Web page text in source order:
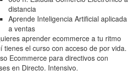
distancia
Aprende Inteligencia Artificial aplicada
a ventas
aprender ecommerce a tu ritmo
tienes el curso con acceso de por vida.
Ecommerce para directivos con
en Directo. Intensivo.